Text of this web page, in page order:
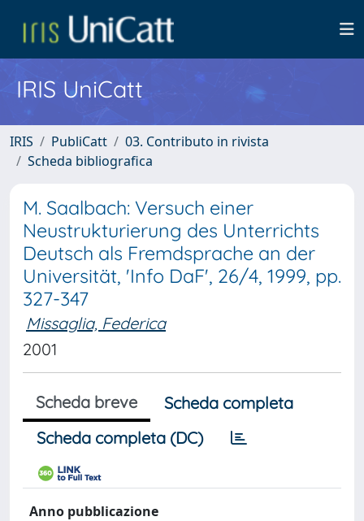
IRIS UniCatt
IRIS PubliCatt
03. Contributo in rivista
Scheda bibliografica
M. Saalbach: Versuch einer
Neustrukturierung des Unterrichts
Deutsch als Fremdsprache an der
Universität, 'Info DaF', 26/4, 1999, pp.
327-347
Missaglia, Federica
2001
Scheda breve
Scheda completa
Scheda completa (DC)
Anno pubblicazione